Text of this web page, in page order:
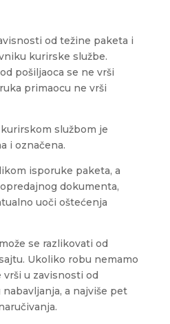
od težine paketa i
kurirske službe.
pošiljaoca se ne vrši
primaocu ne vrši
službom je
i označena.
isporuke paketa, a
dokumenta,
uoči oštećenja
se razlikovati od
Ukoliko robu nemamo
u zavisnosti od
a najviše pet